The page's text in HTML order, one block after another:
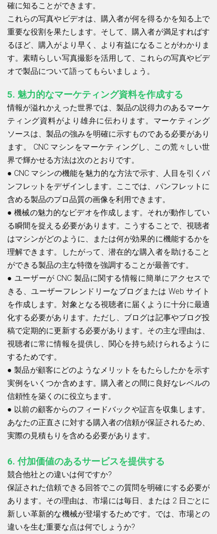
確に知ることができます。
これらの写真やビデオは、購入者が何を得るかを知る上で
重要な役割を果たします。そして、購入者が満足すればす
るほど、購入がより早く、より有益になることがわかりま
す。素晴らしい写真撮影を活用して、これらの写真やビデ
オで製品について語ってもらいましょう。
5. 魅力的なマーケティング資料を作成する
情報が溢れかえった世界では、製品の説得力のあるマーケ
ティング資料がより雄弁に伝わります。マーケティング
ソースは、製品の強みを明確に示すものである必要があり
ます。 CNC マシンをマーケティングし、この荒々しい世
界で輝かせる方法は次のとおりです。
● CNC マシンの機能を魅力的な方法で示す、人目を引くパ
ンフレットをデザインします。ここでは、パンフレットに
含める製品のプロ品質の画像を利用できます。
●機械の魅力的なビデオを作成します。それが動作してい
る瞬間を捉える必要があります。こうすることで、視聴者
はマシンがどのように、または何が効果的に機能するかを
理解できます。したがって、潜在的な購入者を助けること
ができる製品の主な特徴を強調することが最善です。
● ユーザーが CNC 製品に関する情報に簡単にアクセスで
きる、ユーザーフレンドリーなブログまたは Web サイト
を作成します。対象となる視聴者に届くように十分に最適
化する必要があります。ただし、ブログは記事やブログ投
稿で定期的に更新する必要があります。その主な理由は、
視聴者に常に情報を提供し、関心を持ち続けられるように
するためです。
●製品が顧客にどのようなメリットをもたらしたかを示す
実例をいくつか含めます。購入者との間に良好なレベルの
信頼性を築くのに役立ちます。
● 以前の顧客からのフィードバックや証言を収集します。
あなたの正直さに対する購入者の信頼が保証されるため、
実際の見積もりを含める必要があります。
6. 付加価値のあるサービスを提供する
競合他社との違いは何ですか?
保証された信頼できる回答でこの質問を明確にする必要が
あります。その理由は、市場には毎日、または 2 日ごとに
新しい革新的な機械が登場するためです。では、市場との
違いを生む重要な点は何でしょうか?